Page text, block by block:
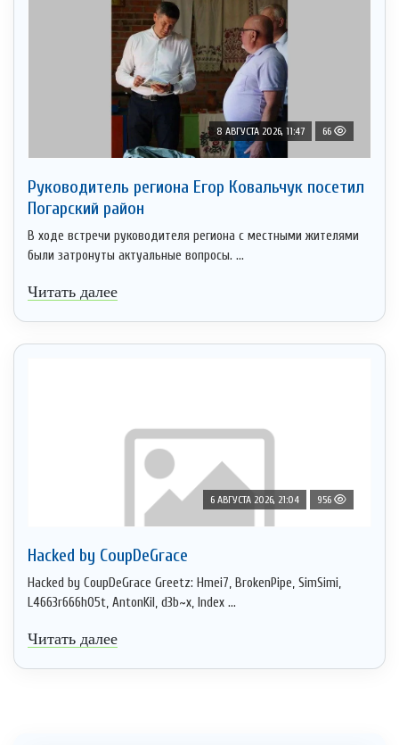
8 АВГУСТА 2026, 11:47 66
Руководитель региона Егор Ковальчук посетил
Погарский район
В ходе встречи руководителя региона с местными жителями
были затронуты актуальные вопросы. ...
Читать далее
6 АВГУСТА 2026, 21:04 956
Hacked by CoupDeGrace
Hacked by CoupDeGrace Greetz: Hmei7, BrokenPipe, SimSimi,
L4663r666h05t, AntonKil, d3b~x, Index ...
Читать далее